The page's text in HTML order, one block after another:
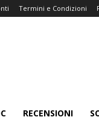
Termini e Condizioni
RECENSIONI